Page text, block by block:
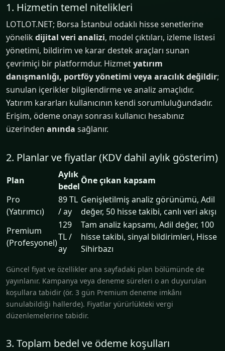
1. Hizmetin temel nitelikleri
LOTLOT.NET; Borsa İstanbul odaklı hisse senetlerine
yönelikdijital veri analizi, model çıktıları, izleme listesi
yönetimi, bildirim ve karar destek araçları sunan
çevrimiçi bir platformdur. Hizmetyatırım
danışmanlığı, portföy yönetimi veya aracılık değildir;
sunulan içerikler bilgilendirme ve analiz amaçlıdır.
Yatırım kararları kullanıcının kendi sorumluluğundadır.
Erişim, ödeme onayı sonrası kullanıcı hesabınız
üzerinden anında sağlanır.
2. Planlar ve fiyatlar (KDV dahil aylık gösterim)
Plan
Aylık
bedel
Öne çıkan kapsam
Pro
(Yatırımcı)
89 TL
/ ay
Genişletilmiş analiz görünümü, Adil
değer, 50 hisse takibi, canlı veri akışı
Premium
(Profesyonel)
129
TL /
ay
Tam analiz kapsamı, Adil değer, 100
hisse takibi, sinyal bildirimleri, Hisse
Sihirbazı
Güncel fiyat ve özellikler ana sayfadaki plan bölümünde de
yayınlanır. Kampanya veya deneme süreleri o an duyurulan
koşullara tabidir (ör. 3 gün Premium deneme imkânı
sunulabildiği hallerde). Fiyatlar yürürlükteki vergi
düzenlemelerine tabidir.
3. Toplam bedel ve ödeme koşulları